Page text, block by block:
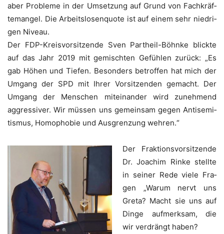
aber Pro­ble­me in der Umset­zung auf Grund von Fach­kräf­
te­man­gel. Die Arbeits­lo­sen­quo­te ist auf einem sehr nied­ri­
gen Niveau.
Der FDP-Kreis­vor­sit­zen­de Sven Par­t­heil-Böhn­ke blick­te
auf das Jahr 2019 mit gemisch­ten Gefüh­len zurück: „Es
gab Höhen und Tie­fen. Beson­ders betrof­fen hat mich der
Umgang der SPD mit Ihrer Vor­sit­zen­den gemacht. Der
Umgang der Men­schen mit­ein­an­der wird zuneh­mend
aggres­si­ver. Wir müs­sen uns gemein­sam gegen Anti­se­mi­
tis­mus, Homo­pho­bie und Aus­gren­zung wehren.“
Der Frak­ti­ons­vor­sit­zen­de
Dr. Joa­chim Rin­ke stell­te
in sei­ner Rede vie­le Fra­
gen „War­um nervt uns
Gre­ta? Macht sie uns auf
Din­ge auf­merk­sam, die
wir ver­drängt haben?